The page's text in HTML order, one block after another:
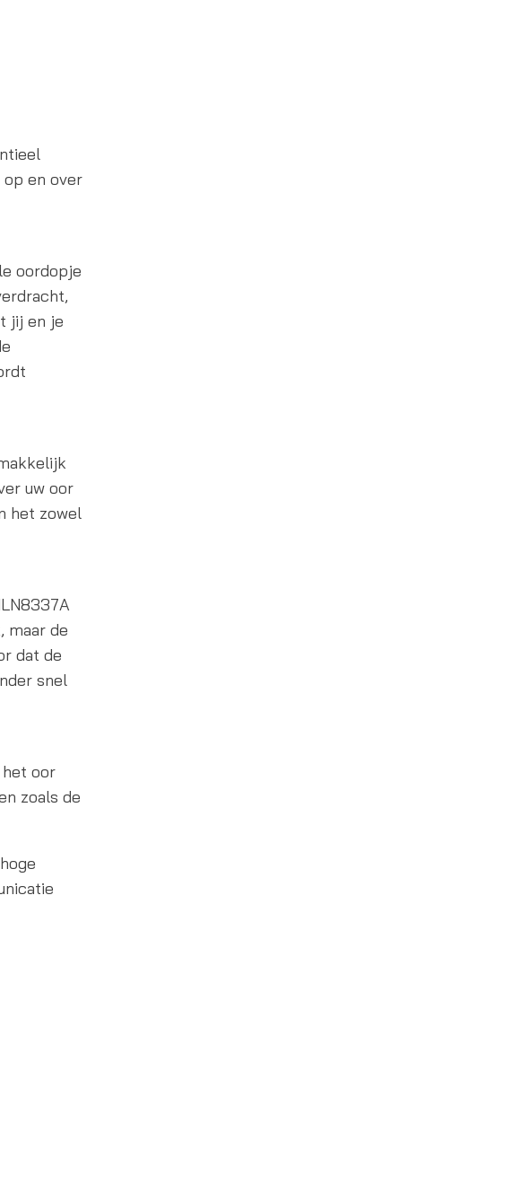
en over
oordopje
jij en je
uw oor
het zowel
maar de
dat de
snel
oor
zoals de